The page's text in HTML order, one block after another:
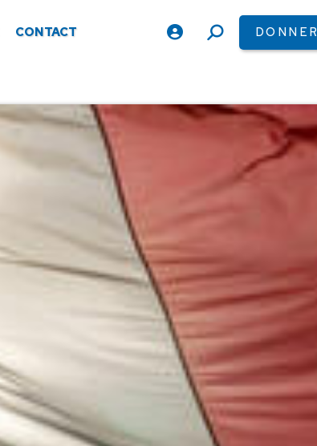
CONTACT
RechercheDONNER